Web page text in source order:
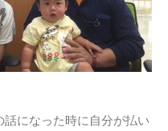
になった時に自分が払い